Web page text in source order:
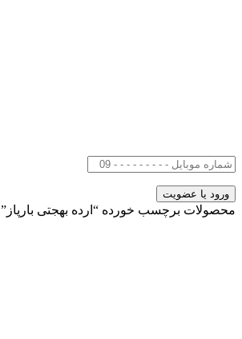
محصولات برچسب خورده “ارده بهجتی بارپاز”